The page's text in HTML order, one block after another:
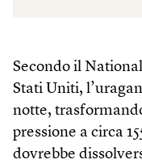
Secondo il
Stati Uniti,
notte,
pressione a circa
dovrebbe